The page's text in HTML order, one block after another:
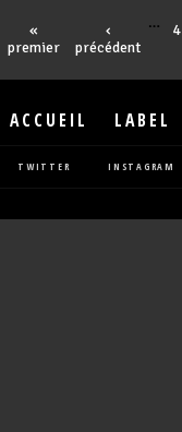
«
premier
‹
précédent
… 4
ACCUEIL LABEL
TWITTER INSTAGRAM